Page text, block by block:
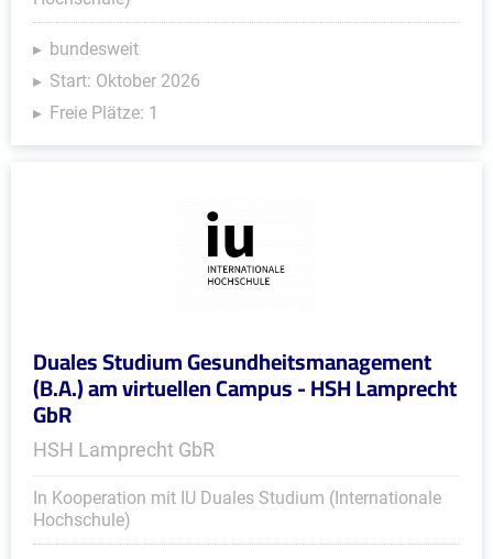
bundesweit
Start: Oktober 2026
Freie Plätze: 1
Duales Studium Gesundheitsmanagement
(B.A.) am virtuellen Campus - HSH Lamprecht
GbR
HSH Lamprecht GbR
In Kooperation mit IU Duales Studium (Internationale
Hochschule)